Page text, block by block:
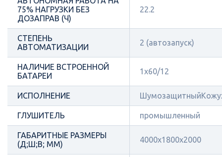
75% НАГРУЗКИ БЕЗ
ДОЗАПРАВ (Ч)
22.2
СТЕПЕНЬ
АВТОМАТИЗАЦИИ
2 (автозапуск)
НАЛИЧИЕ ВСТРОЕННОЙ
БАТАРЕИ
1x60/12
ИСПОЛНЕНИЕ
ГЛУШИТЕЛЬ промышленный
ГАБАРИТНЫЕ РАЗМЕРЫ
(Д;Ш;В; ММ)
4000х1800х2000